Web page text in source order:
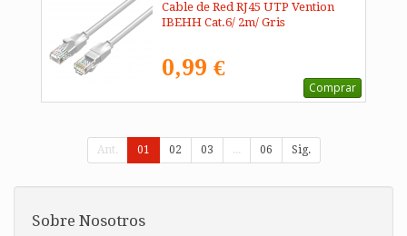
Cable de Red RJ45 UTP Vention
IBEHH Cat.6/ 2m/ Gris
0,99 €
Comprar
Ant. 01 02 03 ... 06 Sig.
Sobre Nosotros